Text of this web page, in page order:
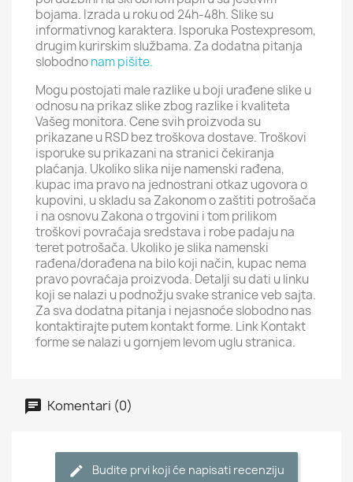
bojama. Izrada u roku od 24h-48h. Slike su
informativnog karaktera. Isporuka Postexpresom,
drugim kurirskim službama. Za dodatna pitanja
slobodnonam pišite.
Mogu postojati male razlike u boji urađene slike u
odnosu na prikaz slike zbog razlike i kvaliteta
Vašeg monitora. Cene svih proizvoda su
prikazane u RSD bez troškova dostave. Troškovi
isporuke su prikazani na stranici čekiranja
plaćanja. Ukoliko slika nije namenski rađena,
kupac ima pravo na jednostrani otkaz ugovora o
kupovini, u skladu sa Zakonom o zaštiti potrošača
i na osnovu Zakona o trgovini i tom prilikom
troškovi povraćaja sredstava i robe padaju na
teret potrošača. Ukoliko je slika namenski
rađena/dorađena na bilo koji način, kupac nema
pravo povraćaja proizvoda. Detalji su dati u linku
koji se nalazi u podnožju svake stranice veb sajta.
Za sva dodatna pitanja i nejasnoće slobodno nas
kontaktirajte putem kontakt forme. Link Kontakt
forme se nalazi u gornjem levom uglu stranica.
Komentari (0)
Budite prvi koji će napisati recenziju